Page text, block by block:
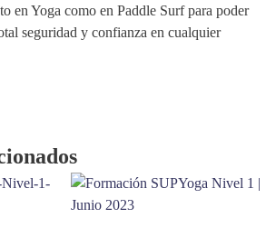
en Yoga como en Paddle Surf para poder
seguridad y confianza en cualquier